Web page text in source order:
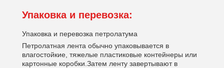
Упаковка и перевозка:
Упаковка и перевозка петролатума
Петролатная лента обычно упаковывается в
влагостойкие, тяжелые пластиковые контейнеры или
картонные коробки.Затем ленту завертывают в